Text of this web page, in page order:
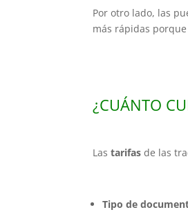
Por otro lado, las
más rápidas
¿CUÁNTO
Lastarifas de las
Tipo de